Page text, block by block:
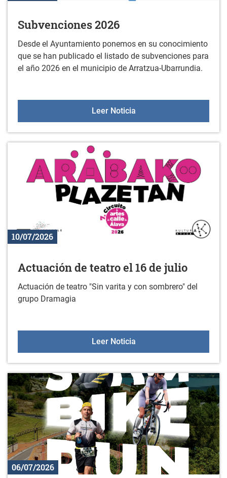
Subvenciones 2026
Desde el Ayuntamiento ponemos en su conocimiento
que se han publicado el listado de subvenciones para
el año 2026 en el municipio de Arratzua-Ubarrundia.
Leer NoticiaSubvenciones 2026
10/07/2026
Actuación de teatro el 16 de julio
Actuación de teatro "Sin varita y con sombrero" del
grupo Dramagia
Leer NoticiaActuación de teatro el
06/07/2026